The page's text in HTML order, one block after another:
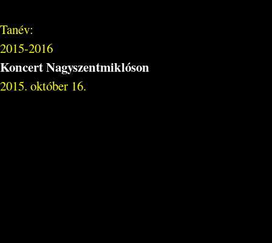
Tanév:
2015-2016
Koncert Nagyszentmiklóson
2015. október 16.